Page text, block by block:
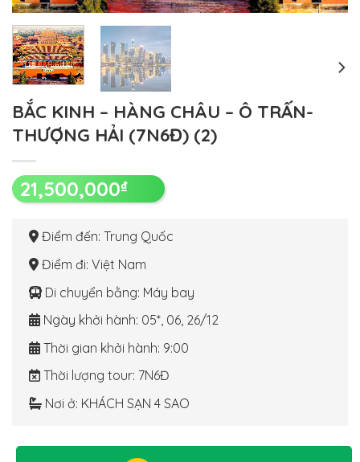
BẮC KINH – HÀNG CHÂU – Ô TRẤN-
THƯỢNG HẢI (7N6Đ) (2)
21,500,000₫
Điểm đến: Trung Quốc
Điểm đi: Việt Nam
Di chuyển bằng: Máy bay
Ngày khởi hành: 05*, 06, 26/12
Thời gian khởi hành: 9:00
Thời lượng tour: 7N6Đ
Nơi ở: KHÁCH SẠN 4 SAO